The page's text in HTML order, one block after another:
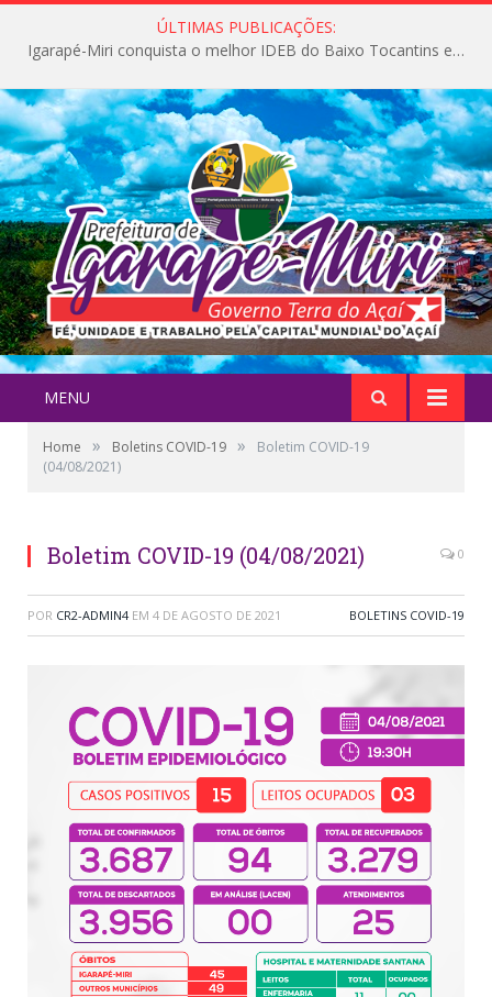
ÚLTIMAS PUBLICAÇÕES:
Igarapé-Miri conquista o melhor IDEB do Baixo Tocantins e avança na qualidade da educação pública
MENU
Home » Boletins COVID-19 »
Boletim COVID-19
(04/08/2021)
Boletim COVID-19 (04/08/2021) 0
POR CR2-ADMIN4 EM 4 DE AGOSTO DE 2021 BOLETINS COVID-19